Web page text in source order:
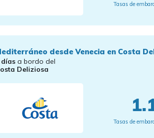
Tasas de
desde Venecia en Costa
a bordo del
Deliziosa
Tasas de